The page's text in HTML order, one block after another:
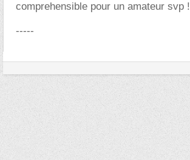
comprehensible pour un amateur svp !
-----